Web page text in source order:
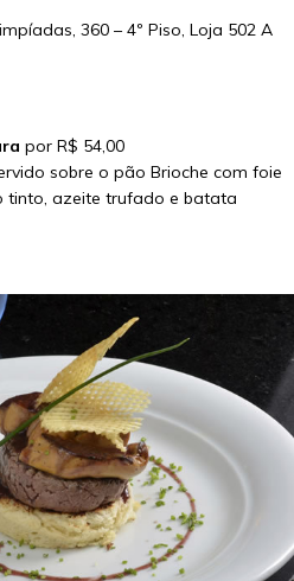
360 – 4º Piso, Loja 502 A
por R$ 54,00
sobre o pão Brioche com foie
tinto, azeite trufado e batata